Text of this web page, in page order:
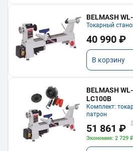
BELMASH
Токарный
40 990 ₽
В корзину
BELMASH
LC100B
Комплект:
патрон
51 861 ₽
Экономия: 2 729